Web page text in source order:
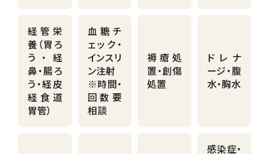
経管栄
養（胃ろ
う・経
鼻・腸ろ
う・経皮
経食道
胃管）
血糖チ
ェック・
インスリ
ン注射
※時間・
回数要
相談
褥瘡処
置・創傷
処置
ドレナ
ージ・腹
水・胸水
感染症・